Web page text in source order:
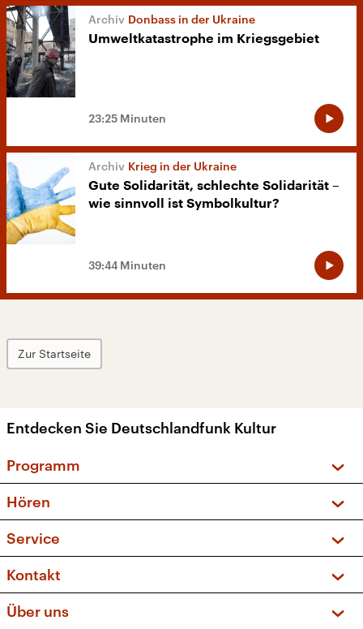
Donbass in der Ukraine
Umweltkatastrophe im Kriegsgebiet
23:25 Minuten
Krieg in der Ukraine
Gute Solidarität, schlechte Solidarität –
wie sinnvoll ist Symbolkultur?
39:44 Minuten
Zur Startseite
Entdecken Sie Deutschlandfunk Kultur
Programm
Sendungen und Podcasts
Musikliste
Kakadu – Das Kinderprogramm
Hören
Frequenzen (UKW + DAB+)
Service
FAQ
Apps
Newsletter
Kontakt
Über uns